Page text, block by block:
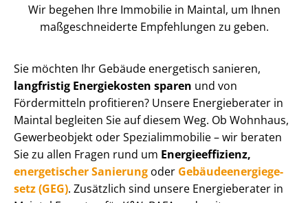
Wir begehen Ihre Immobilie in Maintal, um Ihnen
maß­ge­schnei­der­te Empfehlungen zu geben.
Sie möchten Ihr Gebäude energetisch sanieren,
langfristig Energiekosten sparen und von
Fördermitteln profitieren? Unsere Energieberater in
Maintal begleiten Sie auf diesem Weg. Ob Wohnhaus,
Gewerbeobjekt oder Spe­zi­al­im­mo­bi­lie – wir beraten
Sie zu allen Fragen rund um En­er­gie­ef­fi­zi­enz,
energetischer Sanierung oder Ge­bäu­de­en­er­gie­ge­
setz (GEG). Zusätzlich sind unsere Energieberater in